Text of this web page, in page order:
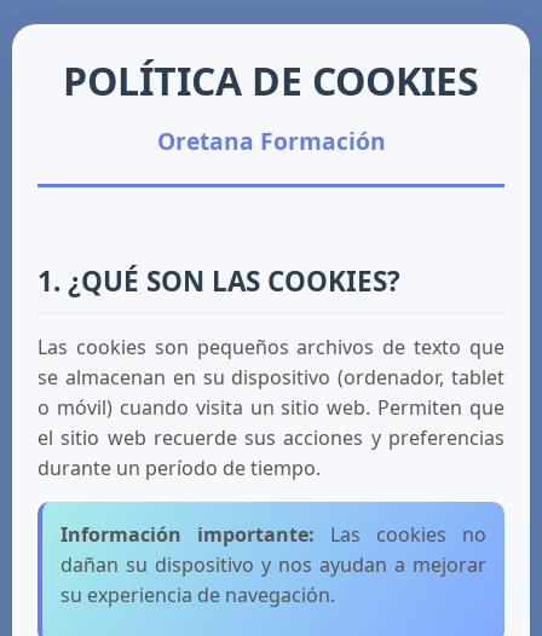
POLÍTICA DE COOKIES
Oretana Formación
1. ¿QUÉ SON LAS COOKIES?
Las cookies son pequeños archivos de texto que
se almacenan en su dispositivo (ordenador, tablet
o móvil) cuando visita un sitio web. Permiten que
el sitio web recuerde sus acciones y preferencias
durante un período de tiempo.
Información importante: Las cookies no
dañan su dispositivo y nos ayudan a mejorar
su experiencia de navegación.